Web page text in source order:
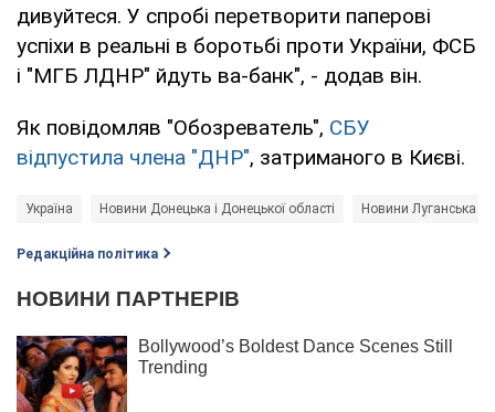
дивуйтеся. У спробі перетворити паперові
успіхи в реальні в боротьбі проти України, ФСБ
і "МГБ ЛДНР" йдуть ва-банк", - додав він.
Як повідомляв "Обозреватель", СБУ
відпустила члена "ДНР", затриманого в Києві.
Україна Новини Донецька і Донецької області Новини Луганська і
Редакційна політика